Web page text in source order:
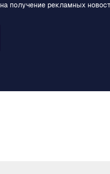
на получение рекламных